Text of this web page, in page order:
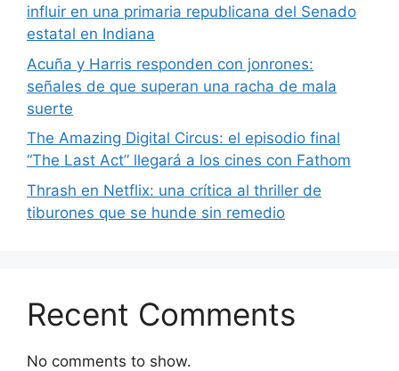
influir en una primaria republicana del Senado
estatal en Indiana
Acuña y Harris responden con jonrones:
señales de que superan una racha de mala
suerte
The Amazing Digital Circus: el episodio final
“The Last Act” llegará a los cines con Fathom
Thrash en Netflix: una crítica al thriller de
tiburones que se hunde sin remedio
Recent Comments
No comments to show.